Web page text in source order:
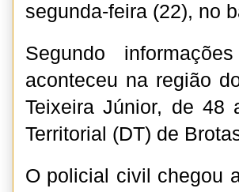
segunda-feira (22), no
Segundo
aconteceu na região
Teixeira Júnior, de 48
Territorial (DT) de
O policial civil chegou